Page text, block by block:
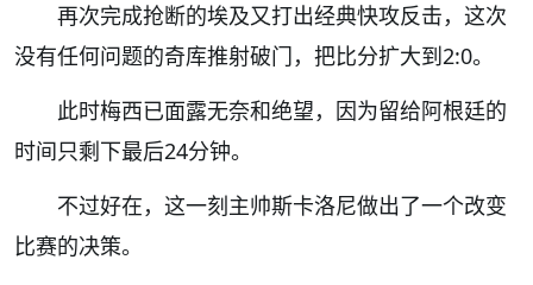
再次完成抢断的埃及又打出经典快攻反击，这次
没有任何问题的奇库推射破门，把比分扩大到2:0。
此时梅西已面露无奈和绝望，因为留给阿根廷的
时间只剩下最后24分钟。
不过好在，这一刻主帅斯卡洛尼做出了一个改变
比赛的决策。